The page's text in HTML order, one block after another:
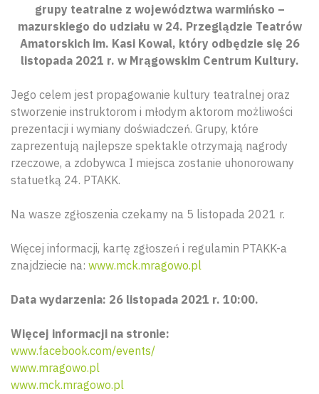
grupy teatralne z województwa warmińsko –
mazurskiego do udziału w 24. Przeglądzie Teatrów
Amatorskich im. Kasi Kowal, który odbędzie się 26
listopada 2021 r. w Mrągowskim Centrum Kultury.
Jego celem jest propagowanie kultury teatralnej oraz
stworzenie instruktorom i młodym aktorom możliwości
prezentacji i wymiany doświadczeń. Grupy, które
zaprezentują najlepsze spektakle otrzymają nagrody
rzeczowe, a zdobywca I miejsca zostanie uhonorowany
statuetką 24. PTAKK.
Na wasze zgłoszenia czekamy na 5 listopada 2021 r.
Więcej informacji, kartę zgłoszeń i regulamin PTAKK-a
znajdziecie na: www.mck.mragowo.pl
Data wydarzenia: 26 listopada 2021 r. 10:00.
Więcej informacji na stronie:
www.facebook.com/events/
www.mragowo.pl
www.mck.mragowo.pl